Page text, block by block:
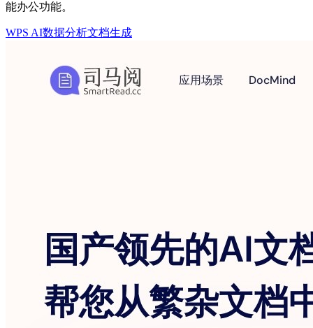
能办公功能。
WPS AI数据分析文档生成